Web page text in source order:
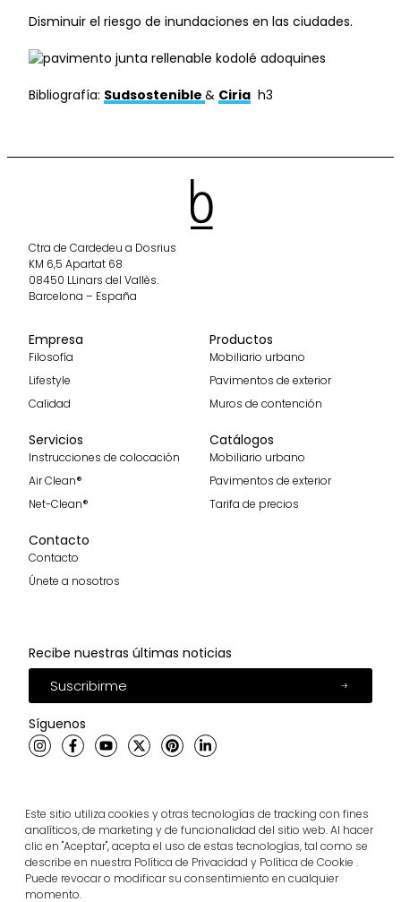
Este sitio utiliza cookies y otras tecnologías de tracking con fines
analíticos, de marketing y de funcionalidad del sitio web. Al hacer
clic en "Aceptar", acepta el uso de estas tecnologías, tal como se
describe en nuestra Política de Privacidad y Política de Cookie .
Puede revocar o modificar su consentimiento en cualquier
momento.
Disminuir el riesgo de inundaciones en las ciudades.
Bibliografía: Sudsostenible & Ciria h3
Ctra de Cardedeu a Dosrius
KM 6,5 Apartat 68
08450 LLinars del Vallès.
Barcelona – España
Empresa
Filosofía
Lifestyle
Calidad
Productos
Mobiliario urbano
Pavimentos de exterior
Muros de contención
Servicios
Instrucciones de colocación
Air Clean®
Net-Clean®
Catálogos
Mobiliario urbano
Pavimentos de exterior
Tarifa de precios
Contacto
Contacto
Únete a nosotros
Recibe nuestras últimas noticias
Suscribirme
Síguenos
breinco © 2026 Todos los derechos reservados
Cookies
Privacidad Ética